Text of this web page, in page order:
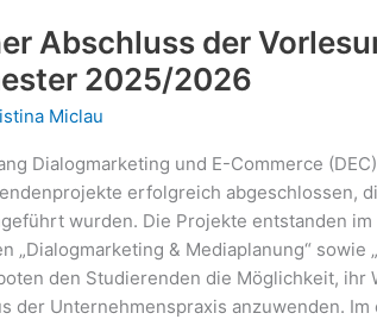
Abschluss der
2025/2026
Miclau
Dialogmarketing und E-Commerce
erfolgreich abgeschlossen,
wurden. Die Projekte entstanden im
„Dialogmarketing & Mediaplanung“ sowie
den Studierenden die Möglichkeit, ihr
der Unternehmenspraxis anzuwenden.